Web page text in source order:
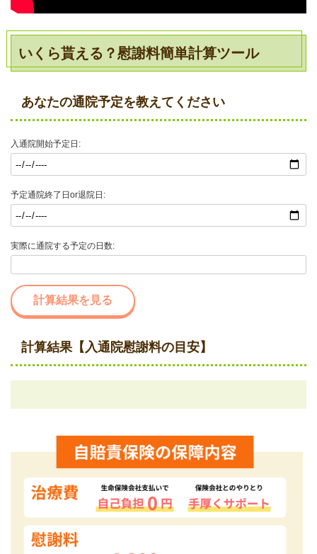
いくら貰える？慰謝料簡単計算ツール
あなたの通院予定を教えてください
入通院開始予定日:
予定通院終了日or退院日:
実際に通院する予定の日数:
計算結果を見る
計算結果【入通院慰謝料の目安】